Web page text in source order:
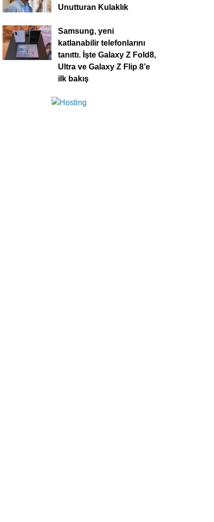
Unutturan Kulaklık
Samsung, yeni
katlanabilir telefonlarını
tanıttı. İşte Galaxy Z Fold8,
Ultra ve Galaxy Z Flip 8’e
ilk bakış